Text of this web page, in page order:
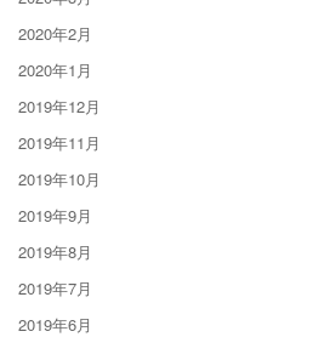
2020年2月
2020年1月
2019年12月
2019年11月
2019年10月
2019年9月
2019年8月
2019年7月
2019年6月